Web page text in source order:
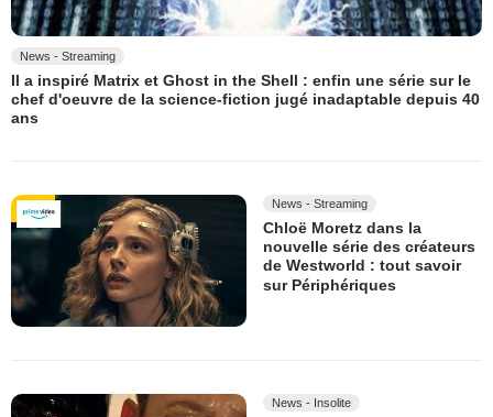
News - Streaming
Il a inspiré Matrix et Ghost in the Shell : enfin une série sur le
chef d'oeuvre de la science-fiction jugé inadaptable depuis 40
ans
News - Streaming
Chloë Moretz dans la
nouvelle série des créateurs
de Westworld : tout savoir
sur Périphériques
News - Insolite